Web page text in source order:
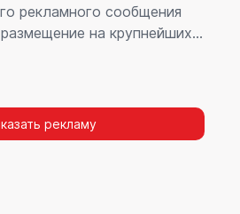
рекламного сообщения
на крупнейших
расположение в прямой
рекламу